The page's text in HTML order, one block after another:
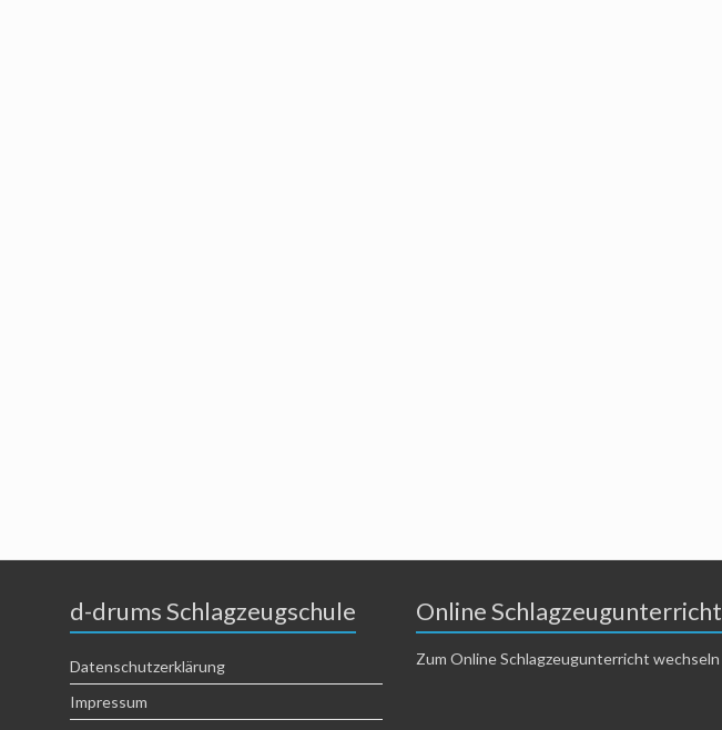
d-drums Schlagzeugschule
Datenschutzerklärung
Impressum
Online Schlagzeugunterricht
Zum Online Schlagzeugunterricht wechseln